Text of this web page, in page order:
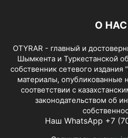
О НАС
OTYRAR - главный и
Шымкента и Туркестанской
собственник сетевого издания
материалы, опубликованные
соответствии с
законодательством об
Наш WhatsApp +7